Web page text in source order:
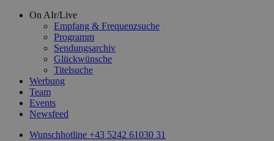
On AIr/Live
Empfang & Frequenzsuche
Programm
Sendungsarchiv
Glückwünsche
Titelsuche
Werbung
Team
Events
Newsfeed
Wunschhotline +43 5242 61030 31